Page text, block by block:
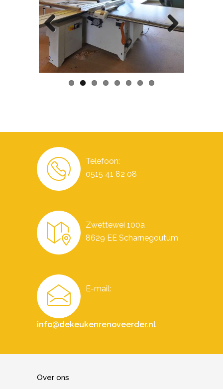
Previous
Telefoon:
0515 41 82 08
Zwettewei 100a
8629 EE Scharnegoutum
E-mail:
info@dekeukenrenoveerder.nl
Over ons